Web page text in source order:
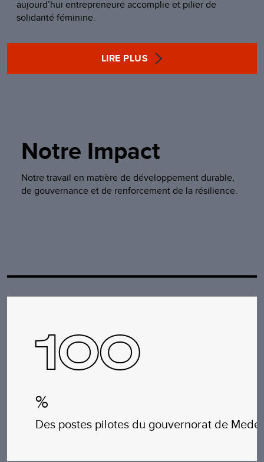
aujourd’hui entrepreneure accomplie et pilier de
solidarité féminine.
LIRE PLUS
Notre Impact
Notre travail en matière de développement durable,
de gouvernance et de renforcement de la résilience.
100
%
Des postes pilotes du gouvernorat de